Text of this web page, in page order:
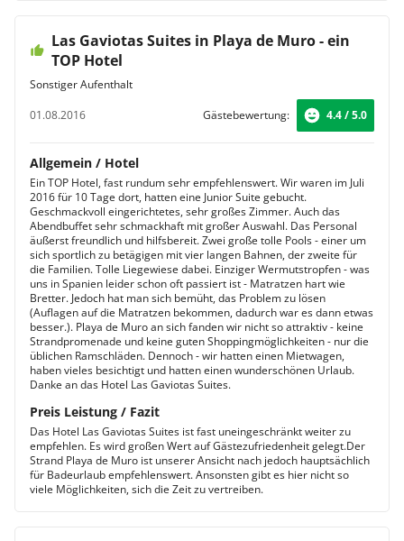
Las Gaviotas Suites in Playa de Muro - ein
TOP Hotel
Sonstiger Aufenthalt
01.08.2016
Gästebewertung: 4.4 / 5.0
Allgemein / Hotel
Ein TOP Hotel, fast rundum sehr empfehlenswert. Wir waren im Juli
2016 für 10 Tage dort, hatten eine Junior Suite gebucht.
Geschmackvoll eingerichtetes, sehr großes Zimmer. Auch das
Abendbuffet sehr schmackhaft mit großer Auswahl. Das Personal
äußerst freundlich und hilfsbereit. Zwei große tolle Pools - einer um
sich sportlich zu betägigen mit vier langen Bahnen, der zweite für
die Familien. Tolle Liegewiese dabei. Einziger Wermutstropfen - was
uns in Spanien leider schon oft passiert ist - Matratzen hart wie
Bretter. Jedoch hat man sich bemüht, das Problem zu lösen
(Auflagen auf die Matratzen bekommen, dadurch war es dann etwas
besser.). Playa de Muro an sich fanden wir nicht so attraktiv - keine
Strandpromenade und keine guten Shoppingmöglichkeiten - nur die
üblichen Ramschläden. Dennoch - wir hatten einen Mietwagen,
haben vieles besichtigt und hatten einen wunderschönen Urlaub.
Danke an das Hotel Las Gaviotas Suites.
Preis Leistung / Fazit
Das Hotel Las Gaviotas Suites ist fast uneingeschränkt weiter zu
empfehlen. Es wird großen Wert auf Gästezufriedenheit gelegt.Der
Strand Playa de Muro ist unserer Ansicht nach jedoch hauptsächlich
für Badeurlaub empfehlenswert. Ansonsten gibt es hier nicht so
viele Möglichkeiten, sich die Zeit zu vertreiben.